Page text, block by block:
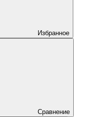
Избранное
Сравнение